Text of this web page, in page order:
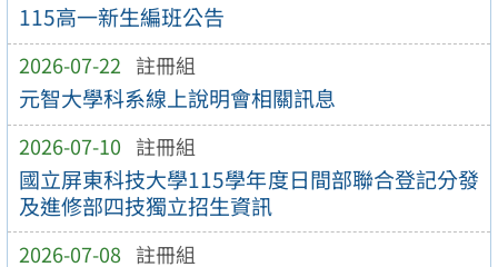
115高一新生編班公告
2026-07-22 註冊組
元智大學科系線上說明會相關訊息
2026-07-10 註冊組
國立屏東科技大學115學年度日間部聯合登記分發
及進修部四技獨立招生資訊
2026-07-08 註冊組